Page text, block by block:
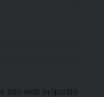
sito web in questo